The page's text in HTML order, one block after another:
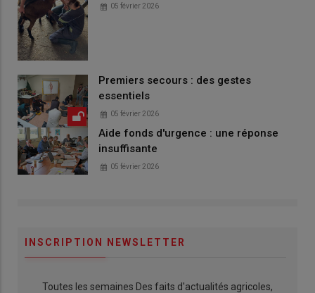
05 février 2026
Premiers secours : des gestes
essentiels
05 février 2026
Aide fonds d'urgence : une réponse
insuffisante
05 février 2026
INSCRIPTION NEWSLETTER
Toutes les semaines Des faits d'actualités agricoles,